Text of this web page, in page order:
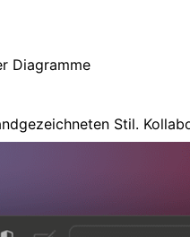
Diagramme
Stil.